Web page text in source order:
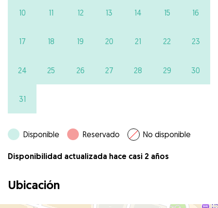
10 11 12 13 14 15 16
17 18 19 20 21 22 23
24 25 26 27 28 29 30
31
Disponible Reservado No disponible
Disponibilidad actualizada hace casi 2 años
Ubicación